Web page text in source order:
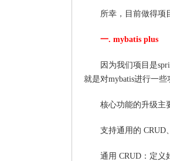
所幸，目前做得项
一. mybatis plus
因为我们项目是
就是对mybatis进行一
核心功能的升级主
支持通用的 CRUD
通用 CRUD：定义